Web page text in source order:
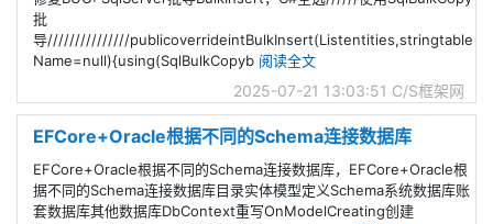
批
导///////////////publicoverrideintBulkInsert(Listentities,stringtable
Name=null){using(SqlBulkCopyb 阅读全文
2025-07-21 13:03:51 C/S框架网
EFCore+Oracle根据不同的Schema连接数据库
EFCore+Oracle根据不同的Schema连接数据库，EFCore+Oracle根
据不同的Schema连接数据库目录实体模型定义Schema系统数据库账
套数据库其他数据库DbContext重写OnModelCreating创建